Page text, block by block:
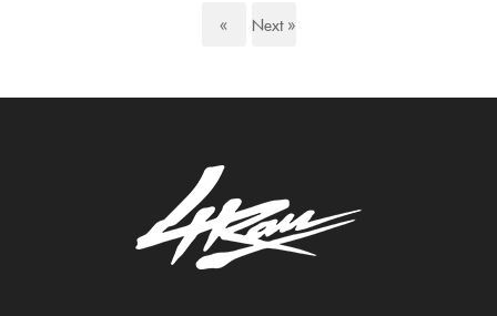
«
Next »